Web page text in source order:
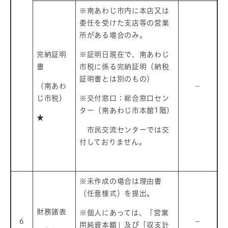
完納証明
書
（南あわ
じ市税）
★
※南あわじ市内に本店又は
委任を受けた支店等の営業
所がある場合のみ。
※証明日現在で、南あわじ
市税に係る完納証明（納税
証明書とは別のもの）
※交付窓口：総合窓口セン
ター（南あわじ市本館1階）
市民交流センターでは交
付しておりません。
－
6
財務諸表
※未作成の場合は理由書
（任意様式）を提出。
※個人にあっては、「営業
用純資本額」及び「収支計
－